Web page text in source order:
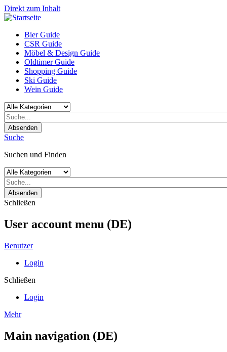
Direkt zum Inhalt
Bier Guide
CSR Guide
Möbel & Design Guide
Oldtimer Guide
Shopping Guide
Ski Guide
Wein Guide
Absenden
Suche
Suchen und Finden
Absenden
Schließen
User account menu (DE)
Benutzer
Login
Schließen
Login
Mehr
Main navigation (DE)